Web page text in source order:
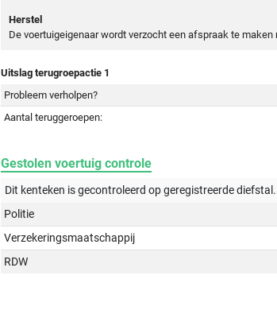
Herstel
De voertuigeigenaar wordt verzocht een afspraak te maken
Uitslag terugroepactie 1
Probleem verholpen?
Aantal teruggeroepen:
Gestolen voertuig controle
Dit kenteken is gecontroleerd opgeregistreerdediefstal.
Politie
Verzekeringsmaatschappij
RDW